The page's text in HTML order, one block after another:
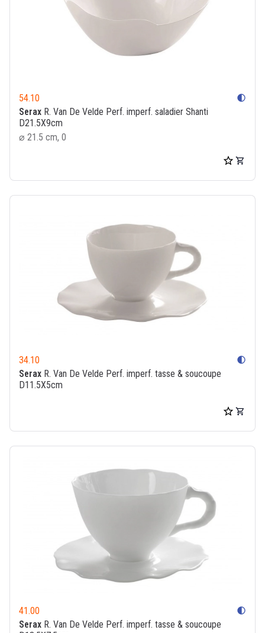
54.10 contrast
Serax R. Van De Velde Perf. imperf. saladier Shanti
D21.5X9cm
⌀ 21.5 cm, 0
34.10 contrast
Serax R. Van De Velde Perf. imperf. tasse & soucoupe
D11.5X5cm
41.00 contrast
Serax R. Van De Velde Perf. imperf. tasse & soucoupe